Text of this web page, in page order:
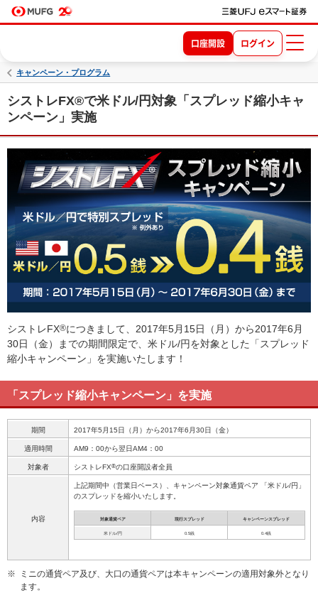
口座開設 ログイン
キャンペーン・プログラム
シストレFX®で米ドル/円対象「スプレッド縮小キャ
ンペーン」実施
シストレFX®につきまして、2017年5月15日（月）から2017年6月
30日（金）までの期間限定で、米ドル/円を対象とした「スプレッド
縮小キャンペーン」を実施いたします！
「スプレッド縮小キャンペーン」を実施
期間 2017年5月15日（月）から2017年6月30日（金）
適用時間 AM9：00から翌日AM4：00
対象者 シストレFX®の口座開設者全員
内容
上記期間中（営業日ベース）、キャンペーン対象通貨ペア 「米ドル/円」
のスプレッドを縮小いたします。
対象通貨ペア 現行スプレッド キャンペーンスプレッド
米ドル/円 0.5銭 0.4銭
※
ミニの通貨ペア及び、大口の通貨ペアは本キャンペーンの適用対象外となり
ます。